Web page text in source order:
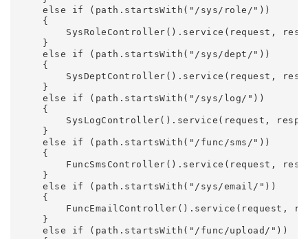
    else if (path.startsWith("/sys/role/"))
    {
SysRoleController().service(request,
    }
    else if (path.startsWith("/sys/dept/"))
    {
SysDeptController().service(request,
    }
    else if (path.startsWith("/sys/log/"))
    {
SysLogController().service(request,
    }
    else if (path.startsWith("/func/sms/"))
    {
FuncSmsController().service(request,
    }
    else if (path.startsWith("/sys/email/"))
    {
FuncEmailController().service(request,
    }
    else if (path.startsWith("/func/upload/"))